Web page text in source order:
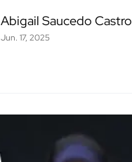
Abigail Saucedo Castro
Jun. 17, 2025